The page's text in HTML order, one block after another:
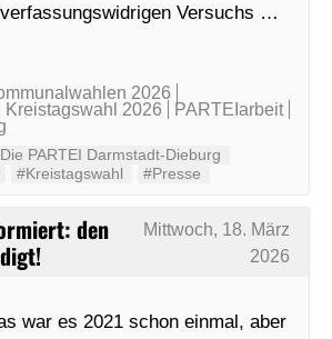
Versuchs …
2026
Kreistagswahl 2026
PARTEIarbeit
PARTEI Darmstadt-Dieburg
#Kreistagswahl #Presse
den
Mittwoch, 18. März
2026
war es 2021 schon einmal, aber